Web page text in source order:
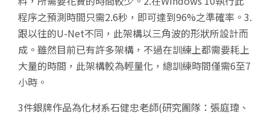
程序之預測時間只需2.6秒，即可達到96%之準確率。3.
跟以往的U-Net不同，此架構以三角波的形狀所設計而
成。雖然目前已有許多架構，不過在訓練上都需要耗上
大量的時間，此架構較為輕量化，總訓練時間僅需6至7
小時。
3件銀牌作品為化材系石健忠老師(研究團隊：張庭瑋、